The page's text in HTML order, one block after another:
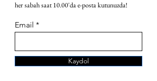
her sabah saat 10.00'da e-posta kutunuzda!
Email
Kaydol